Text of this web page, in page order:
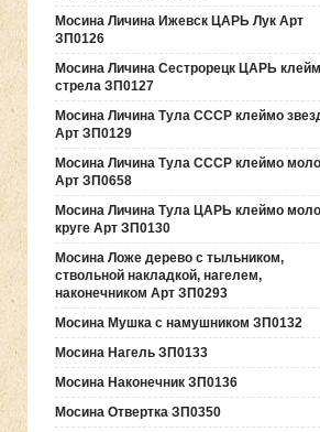
Мосина Личина Ижевск ЦАРЬ Лук Арт
ЗП0126
Мосина Личина Сестрорецк ЦАРЬ
стрела ЗП0127
Мосина Личина Тула СССР клеймо
Арт ЗП0129
Мосина Личина Тула СССР клеймо
Арт ЗП0658
Мосина Личина Тула ЦАРЬ клеймо
круге Арт ЗП0130
Мосина Ложе дерево с тыльником,
ствольной накладкой, нагелем,
наконечником Арт ЗП0293
Мосина Мушка с намушником ЗП0132
Мосина Нагель ЗП0133
Мосина Наконечник ЗП0136
Мосина Отвертка ЗП0350